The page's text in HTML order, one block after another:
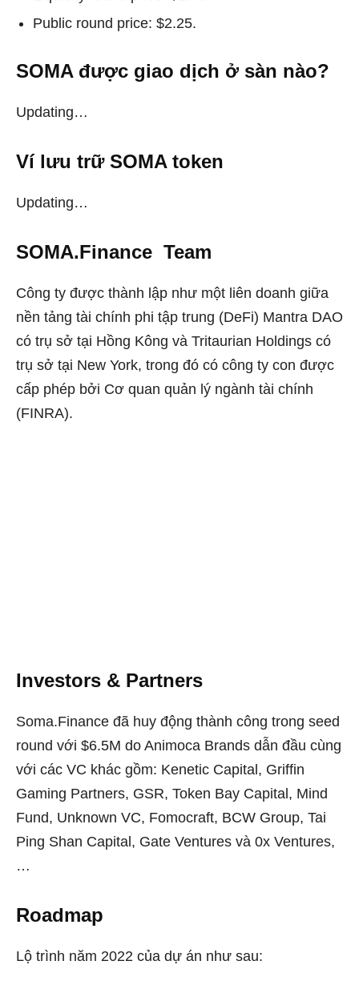
Public round price: $2.25.
SOMA được giao dịch ở sàn nào?
Updating…
Ví lưu trữ SOMA token
Updating…
SOMA.Finance Team
Công ty được thành lập như một liên doanh giữa
nền tảng tài chính phi tập trung (DeFi) Mantra DAO
có trụ sở tại Hồng Kông và Tritaurian Holdings có
trụ sở tại New York, trong đó có công ty con được
cấp phép bởi Cơ quan quản lý ngành tài chính
(FINRA).
Investors & Partners
Soma.Finance đã huy động thành công trong seed
round với $6.5M do Animoca Brands dẫn đầu cùng
với các VC khác gồm: Kenetic Capital, Griffin
Gaming Partners, GSR, Token Bay Capital, Mind
Fund, Unknown VC, Fomocraft, BCW Group, Tai
Ping Shan Capital, Gate Ventures và 0x Ventures,
…
Roadmap
Lộ trình năm 2022 của dự án như sau: